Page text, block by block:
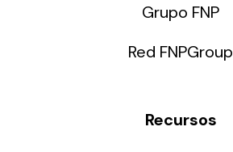
Grupo FNP
Red FNPGroup
Recursos